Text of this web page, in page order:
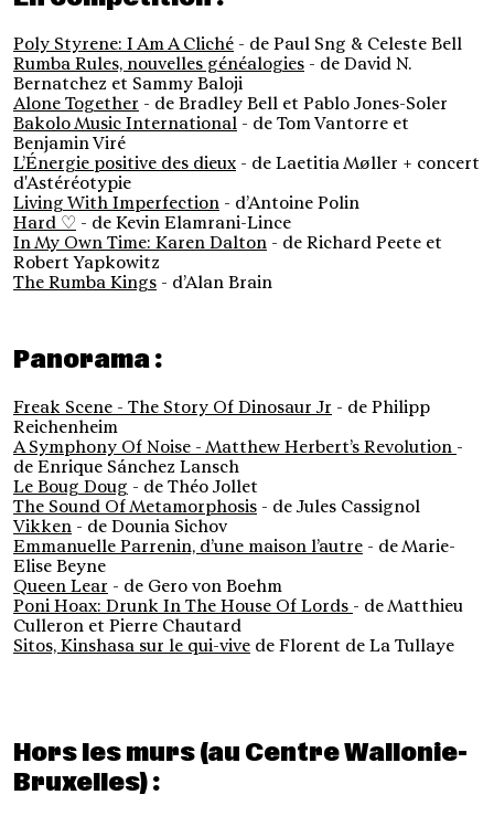
Poly Styrene: I Am A Cliché - de Paul Sng & Celeste Bell
Rumba Rules, nouvelles généalogies - de David N.
Bernatchez et Sammy Baloji
Alone Together - de Bradley Bell et Pablo Jones-Soler
Bakolo Music International - de Tom Vantorre et
Benjamin Viré
L’Énergie positive des dieux - de Laetitia Møller + concert
d'Astéréotypie
Living With Imperfection - d’Antoine Polin
Hard ♡ - de Kevin Elamrani-Lince
In My Own Time: Karen Dalton - de Richard Peete et
Robert Yapkowitz
The Rumba Kings - d’Alan Brain
Panorama :
Freak Scene - The Story Of Dinosaur Jr - de Philipp
Reichenheim
A Symphony Of Noise - Matthew Herbert’s Revolution -
de Enrique Sánchez Lansch
Le Boug Doug - de Théo Jollet
The Sound Of Metamorphosis - de Jules Cassignol
Vikken - de Dounia Sichov
Emmanuelle Parrenin, d’une maison l’autre - de Marie-
Elise Beyne
Queen Lear - de Gero von Boehm
Poni Hoax: Drunk In The House Of Lords - de Matthieu
Culleron et Pierre Chautard
Sitos, Kinshasa sur le qui-vive de Florent de La Tullaye
Hors les murs (au Centre Wallonie-
Bruxelles) :